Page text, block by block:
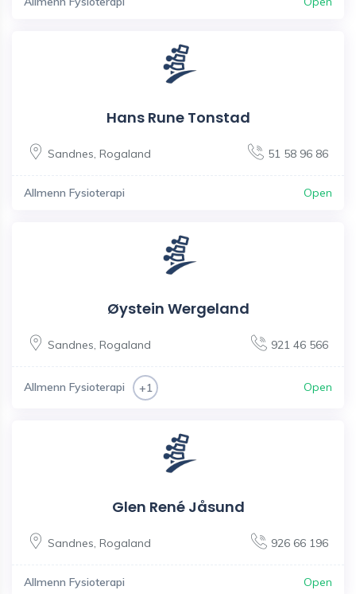
Hans Rune Tonstad
Sandnes Rogaland 51 58 96 86
Allmenn Fysioterapi Open
Øystein Wergeland
Sandnes Rogaland 921 46 566
Allmenn Fysioterapi +1 Open
Glen René Jåsund
Sandnes Rogaland 926 66 196
Allmenn Fysioterapi Open